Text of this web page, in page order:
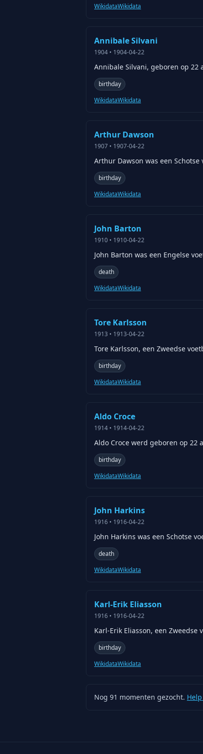
WikidataWikidata
Annibale Silvani
1904 • 1904-04-22
Annibale Silvani, geboren op 22
birthday
WikidataWikidata
Arthur Dawson
1907 • 1907-04-22
Arthur Dawson was een
birthday
WikidataWikidata
John Barton
1910 • 1910-04-22
John Barton was een Engelse
death
WikidataWikidata
Tore Karlsson
1913 • 1913-04-22
Tore Karlsson, een Zweedse
birthday
WikidataWikidata
Aldo Croce
1914 • 1914-04-22
Aldo Croce werd geboren op 22
birthday
WikidataWikidata
John Harkins
1916 • 1916-04-22
John Harkins was een Schotse
death
WikidataWikidata
Karl-Erik Eliasson
1916 • 1916-04-22
Karl-Erik Eliasson, een
birthday
WikidataWikidata
Nog 91 momenten gezocht.